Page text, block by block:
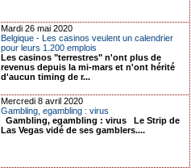
Mardi 26 mai 2020
Belgique - Les casinos veulent un calendrier
pour leurs 1.200 emplois
Les casinos "terrestres" n'ont plus de
revenus depuis la mi-mars et n'ont hérité
d'aucun timing de r...
Mercredi 8 avril 2020
Gambling, egambling : virus
Gambling, egambling : virus Le Strip de
Las Vegas vidé de ses gamblers....